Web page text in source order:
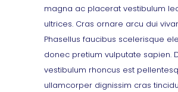
magna ac placerat vestibulum
ultrices. Cras ornare arcu dui
Phasellus faucibus scelerisque
donec pretium vulputate sapien.
vestibulum rhoncus est
ullamcorper dignissim cras